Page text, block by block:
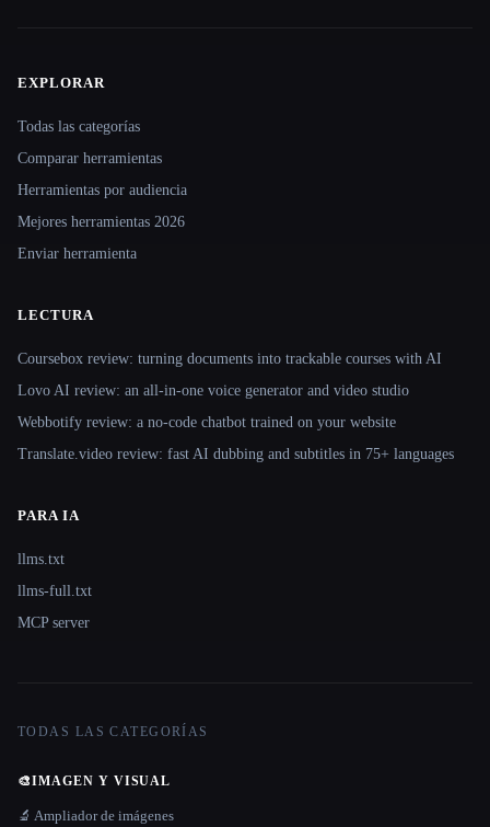
Site navigation
EXPLORAR
Todas las categorías
Comparar herramientas
Herramientas por audiencia
Mejores herramientas 2026
Enviar herramienta
LECTURA
Coursebox review: turning documents into trackable courses with AI
Lovo AI review: an all-in-one voice generator and video studio
Webbotify review: a no-code chatbot trained on your website
Translate.video review: fast AI dubbing and subtitles in 75+ languages
PARA IA
llms.txt
llms-full.txt
MCP server
TODAS LAS CATEGORÍAS
🎨IMAGEN Y VISUAL
🔬 Ampliador de imágenes